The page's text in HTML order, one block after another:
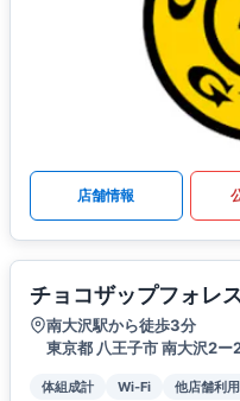
店舗情報
チョコザップフォレ
南大沢駅から徒歩3分
東京都 八王子市 南大沢2ー
体組成計 Wi-Fi 他店舗利用